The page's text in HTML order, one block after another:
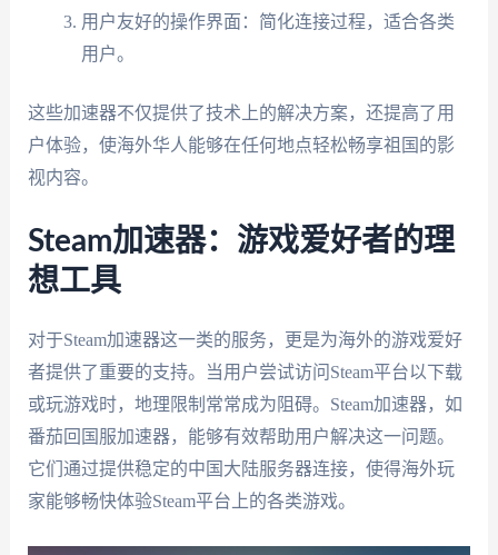
用户友好的操作界面：简化连接过程，适合各类
用户。
这些加速器不仅提供了技术上的解决方案，还提高了用
户体验，使海外华人能够在任何地点轻松畅享祖国的影
视内容。
Steam加速器：游戏爱好者的理
想工具
对于Steam加速器这一类的服务，更是为海外的游戏爱好
者提供了重要的支持。当用户尝试访问Steam平台以下载
或玩游戏时，地理限制常常成为阻碍。Steam加速器，如
番茄回国服加速器，能够有效帮助用户解决这一问题。
它们通过提供稳定的中国大陆服务器连接，使得海外玩
家能够畅快体验Steam平台上的各类游戏。